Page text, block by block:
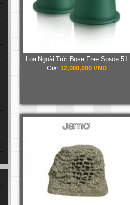
Loa Ngoài Trời Bose Free Space 51
Giá: 12,000,000 VND